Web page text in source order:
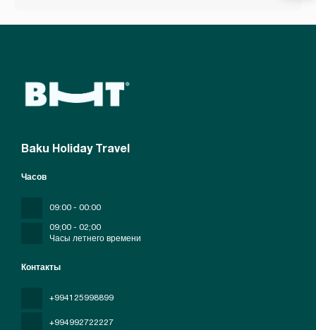
Baku Holiday Travel
Контакты
+994125998899
+994992722227
Часов
09:00 - 00:00
09;00 - 02;00
Часы летнего времени